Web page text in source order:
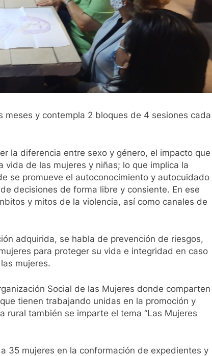
y contempla 2 bloques de 4 sesiones cada
la diferencia entre sexo y género, el impacto que
de las mujeres y niñas; lo que implica la
se promueve el autoconocimiento y autocuidado
decisiones de forma libre y consiente. En ese
y mitos de la violencia, así como canales de
adquirida, se habla de prevención de riesgos,
para proteger su vida e integridad en caso
mujeres.
Social de las Mujeres donde comparten
tienen trabajando unidas en la promoción y
también se imparte el tema “Las Mujeres
35 mujeres en la conformación de expedientes y